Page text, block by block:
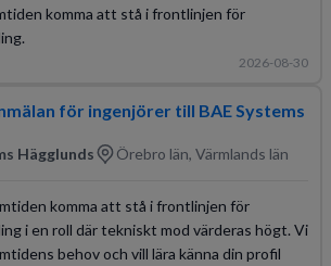
komma att stå i frontlinjen för
2026-08-30
för ingenjörer till BAE Systems
Hägglunds Örebro län, Värmlands län
komma att stå i frontlinjen för
i en roll där tekniskt mod värderas högt. Vi
behov och vill lära känna din profil